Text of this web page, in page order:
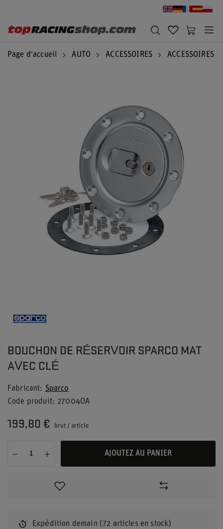
Page d'accueil AUTO ACCESSOIRES ACCESSOIRES
BOUCHON DE RÉSERVOIR SPARCO MAT
AVEC CLÉ
Fabricant
Sparco
Code produit
27004OA
199,80 € brut / article
AJOUTEZ AU PANIER
Expédition demain (72 articles en stock)